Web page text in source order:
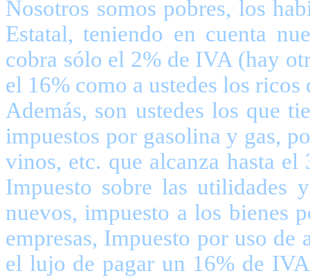
Nosotros somos pobres, los
Estatal, teniendo en cuenta
cobra sólo el 2% de IVA (hay
el 16% como a ustedes los
Además, son ustedes los que
impuestos por gasolina y gas,
vinos, etc. que alcanza hasta
Impuesto sobre las utilidades
nuevos, impuesto a los bienes
empresas, Impuesto por uso
el lujo de pagar un 16% de